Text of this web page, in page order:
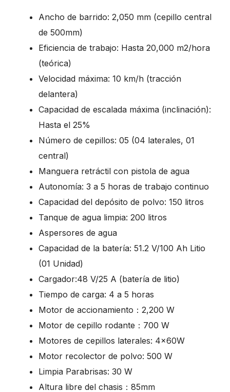
Ancho de barrido: 2,050 mm (cepillo central
de 500mm)
Eficiencia de trabajo: Hasta 20,000 m2/hora
(teórica)
Velocidad máxima: 10 km/h (tracción
delantera)
Capacidad de escalada máxima (inclinación):
Hasta el 25%
Número de cepillos: 05 (04 laterales, 01
central)
Manguera retráctil con pistola de agua
Autonomía: 3 a 5 horas de trabajo continuo
Capacidad del depósito de polvo: 150 litros
Tanque de agua limpia: 200 litros
Aspersores de agua
Capacidad de la batería: 51.2 V/100 Ah Litio
(01 Unidad)
Cargador:48 V/25 A (batería de litio)
Tiempo de carga: 4 a 5 horas
Motor de accionamiento：2,200 W
Motor de cepillo rodante：700 W
Motores de cepillos laterales: 4×60W
Motor recolector de polvo: 500 W
Limpia Parabrisas: 30 W
Altura libre del chasis：85mm